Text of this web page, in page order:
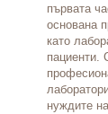
първата
основана
като
пациенти.
нуждите